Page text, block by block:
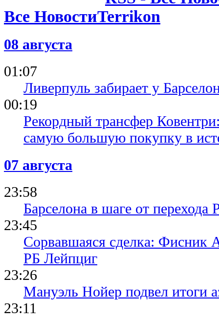
Все Новости
08 августа
01:07
Ливерпуль забирает у
00:19
Рекордный трансфер
самую большую покупку в
07 августа
23:58
Барселона в шаге от перехода
23:45
Сорвавшаяся сделка: Фисник
РБ Лейпциг
23:26
Мануэль Нойер подвел итоги
23:11